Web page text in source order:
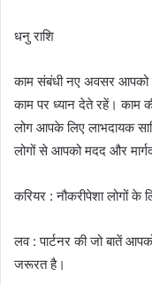
धनु राशि
काम संबंधी नए अवसर आपको
काम पर ध्यान देते रहें। काम
लोग आपके लिए लाभदायक
लोगों से आपको मदद और
करियर : नौकरीपेशा लोगों के
लव : पार्टनर की जो बातें
जरूरत है।